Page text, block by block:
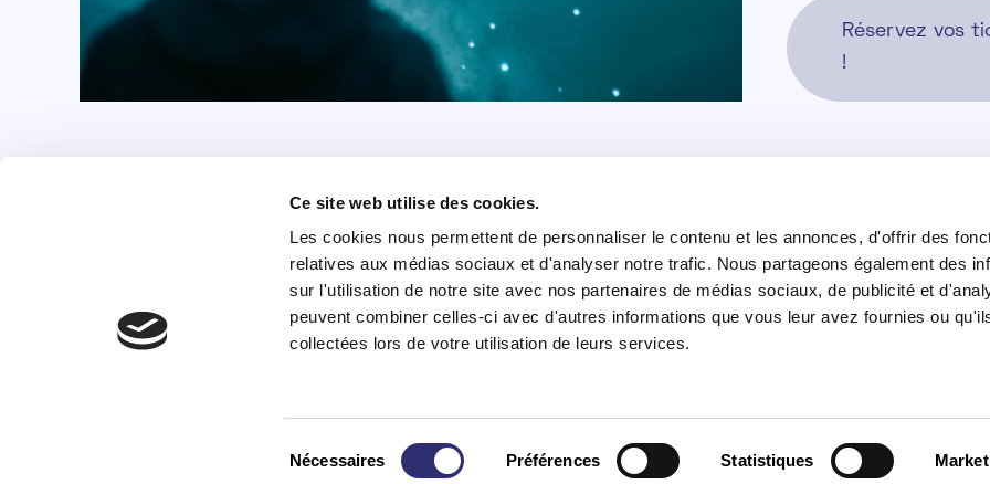
Ce site web utilise des cookies.
Les cookies nous permettent de personnaliser le contenu et les annonces, d'offrir des
relatives aux médias sociaux et d'analyser notre trafic. Nous partageons également des
sur l'utilisation de notre site avec nos partenaires de médias sociaux, de publicité et
peuvent combiner celles-ci avec d'autres informations que vous leur avez fournies ou
collectées lors de votre utilisation de leurs services.
Nécessaires Préférences Statistiques
Réservez vos
!
reception@science-center.lu
Go !
1, rue John Ernest Dolibois
4573 Differdange
Luxembourg
9h-17h
10h-18h
25-26 Décembre
FAQ
Qui sommes nous ?